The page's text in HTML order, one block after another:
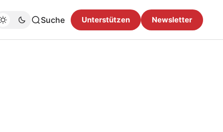
Suche Unterstützen Newsletter